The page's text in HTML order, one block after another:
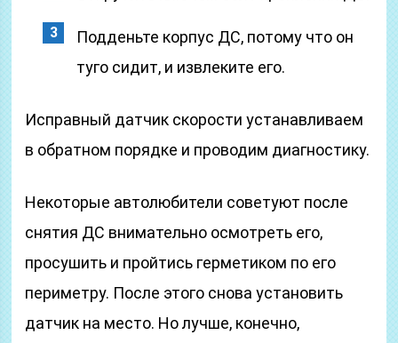
Подденьте корпус ДС, потому что он
туго сидит, и извлеките его.
Исправный датчик скорости устанавливаем
в обратном порядке и проводим диагностику.
Некоторые автолюбители советуют после
снятия ДС внимательно осмотреть его,
просушить и пройтись герметиком по его
периметру. После этого снова установить
датчик на место. Но лучше, конечно,